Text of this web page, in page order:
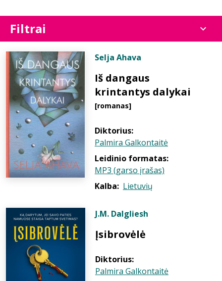
Filtrai
Selja Ahava
Iš dangaus
krintantys dalykai
[romanas]
Diktorius:
Palmira Galkontaitė
Leidinio formatas:
MP3 (garso įrašas)
Kalba: Lietuvių
J.M. Dalgliesh
Įsibrovėlė
Diktorius:
Palmira Galkontaitė